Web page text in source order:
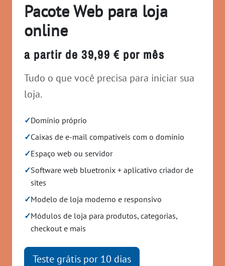
Pacote Web para loja
online
a partir de 39,99 € por mês
Tudo o que você precisa para iniciar sua
loja.
✓Domínio próprio
✓Caixas de e-mail compatíveis com o domínio
✓Espaço web ou servidor
✓Software web bluetronix + aplicativo criador de
sites
✓Modelo de loja moderno e responsivo
✓Módulos de loja para produtos, categorias,
checkout e mais
Teste grátis por 10 dias